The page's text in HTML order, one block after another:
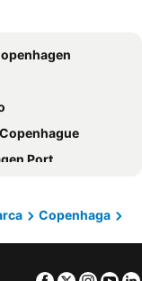
- Bernstorffsgade
Sydhavn
Copenhagen
City Copenhagen Star
Port
Copenhaga